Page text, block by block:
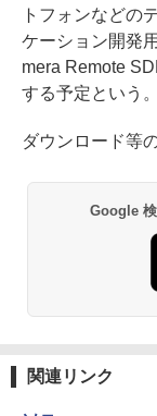
トフォンなどの
ケーション開発
mera Remote
する予定という。
ダウンロード等
Google
関連リンク